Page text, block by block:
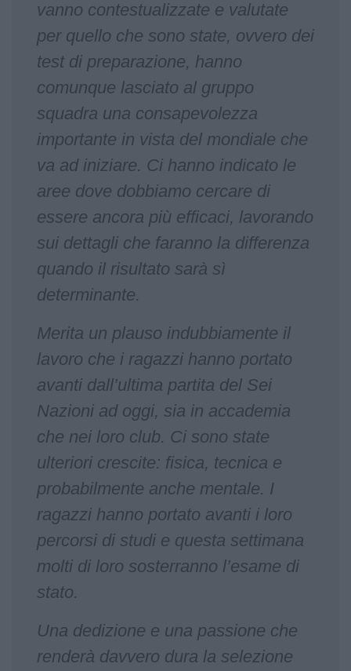
vanno contestualizzate e valutate
per quello che sono state, ovvero dei
test di preparazione, hanno
comunque lasciato al gruppo
squadra una consapevolezza
importante in vista del mondiale che
va ad iniziare. Ci hanno indicato le
aree dove dobbiamo cercare di
essere ancora più efficaci, lavorando
sui dettagli che faranno la differenza
quando il risultato sarà sì
determinante.
Merita un plauso indubbiamente il
lavoro che i ragazzi hanno portato
avanti dall’ultima partita del Sei
Nazioni ad oggi, sia in accademia
che nei loro club. Ci sono state
ulteriori crescite: fisica, tecnica e
probabilmente anche mentale. I
ragazzi hanno portato avanti i loro
percorsi di studi e questa settimana
molti di loro sosterranno l’esame di
stato.
Una dedizione e una passione che
renderà davvero dura la selezione